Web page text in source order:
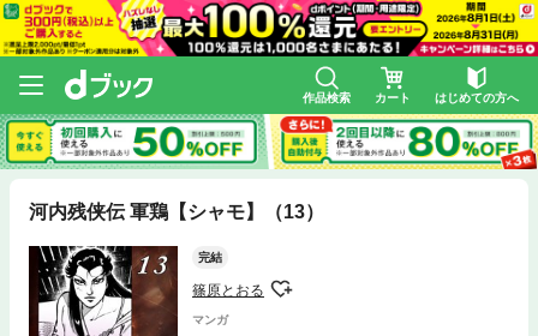
作品検索 カート はじめての方へ
河内残侠伝 軍鶏【シャモ】（13）
完結
篠原とおる
マンガ